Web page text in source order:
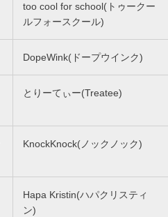
too cool for school(トゥークー
ルフォースクール)
DopeWink(ドープウインク)
とりーてぃー(Treatee)
KnockKnock(ノックノック)
Hapa Kristin(ハパクリスティ
ン)